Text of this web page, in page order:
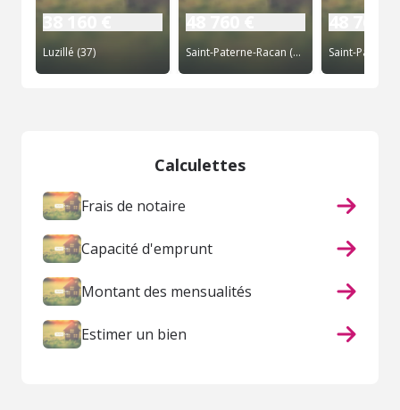
38 160 €
Luzillé (37)
48 760 €
Saint-Paterne-Racan (37)
48 760 €
Calculettes
Frais de notaire
Capacité d'emprunt
Montant des mensualités
Estimer un bien